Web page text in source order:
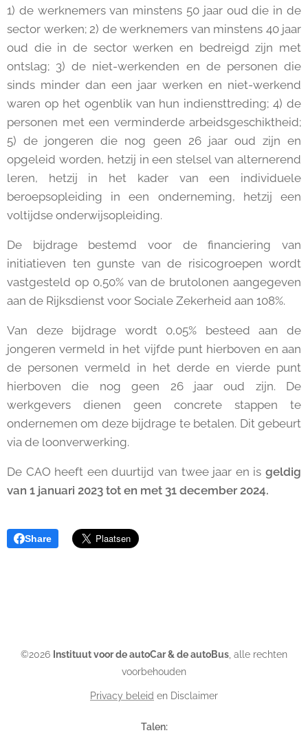
1) de werknemers van minstens 50 jaar oud die in de
sector werken; 2) de werknemers van minstens 40 jaar
oud die in de sector werken en bedreigd zijn met
ontslag; 3) de niet-werkenden en de personen die
sinds minder dan een jaar werken en niet-werkend
waren op het ogenblik van hun indiensttreding; 4) de
personen met een verminderde arbeidsgeschiktheid;
5) de jongeren die nog geen 26 jaar oud zijn en
opgeleid worden, hetzij in een stelsel van alternerend
leren, hetzij in het kader van een individuele
beroepsopleiding in een onderneming, hetzij een
voltijdse onderwijsopleiding.
De bijdrage bestemd voor de financiering van
initiatieven ten gunste van de risicogroepen wordt
vastgesteld op 0,50% van de brutolonen aangegeven
aan de Rijksdienst voor Sociale Zekerheid aan 108%.
Van deze bijdrage wordt 0,05% besteed aan de
jongeren vermeld in het vijfde punt hierboven en aan
de personen vermeld in het derde en vierde punt
hierboven die nog geen 26 jaar oud zijn. De
werkgevers dienen geen concrete stappen te
ondernemen om deze bijdrage te betalen. Dit gebeurt
via de loonverwerking.
De CAO heeft een duurtijd van twee jaar en is geldig
van 1 januari 2023 tot en met 31 december 2024.
Share
©2026 Instituut voor de autoCar & de autoBus, alle rechten
voorbehouden
Privacy beleid en Disclaimer
Talen